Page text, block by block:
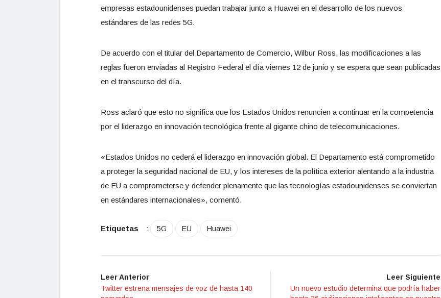
empresas estadounidenses puedan trabajar junto a Huawei en el desarrollo de los nuevos
estándares de las redes 5G.
De acuerdo con el titular del Departamento de Comercio, Wilbur Ross, las modificaciones a las
reglas fueron enviadas al Registro Federal el día viernes 12 de junio y se espera que sean publicadas
en el transcurso del día.
Ross aclaró que esto no significa que los Estados Unidos renuncien a continuar en la competencia
por el liderazgo en innovación tecnológica frente al gigante chino de telecomunicaciones.
«Estados Unidos no cederá el liderazgo en innovación global. El Departamento está comprometido
a proteger la seguridad nacional de EU, y los intereses de la política exterior alentando a la industria
de EU a comprometerse y defender plenamente que las tecnologías estadounidenses se conviertan
en estándares internacionales», comentó.
Etiquetas : 5G EU Huawei
Leer Anterior
Twitter estrena mensajes de voz de hasta 140
Leer Siguiente
Un nuevo estudio determina que podría haber